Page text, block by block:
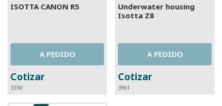
ISOTTA CANON R5
A PEDIDO
Cotizar
3330
Underwater housing
Isotta Z8
A PEDIDO
Cotizar
3961